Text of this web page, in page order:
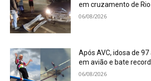
em cruzamento de Rio
06/08/2026
Após AVC, idosa de
em avião e bate
06/08/2026